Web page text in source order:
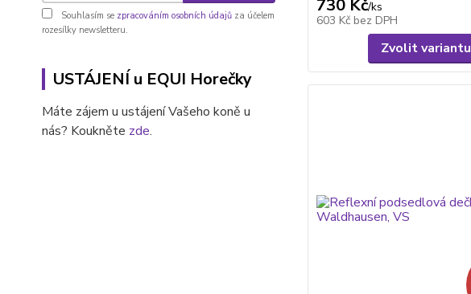
Souhlasím se zpracováním osobních údajů za účelem
rozesílky newsletteru.
USTÁJENÍ u EQUI Horečky
Máte zájem u ustájení Vašeho koně u
nás? Koukněte zde.
730 Kč/ks
603 Kč bez DPH
Zvolit variantu